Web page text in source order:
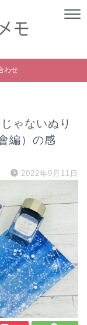
わせ
ゃないぬり
編）の感
2022年9月11日